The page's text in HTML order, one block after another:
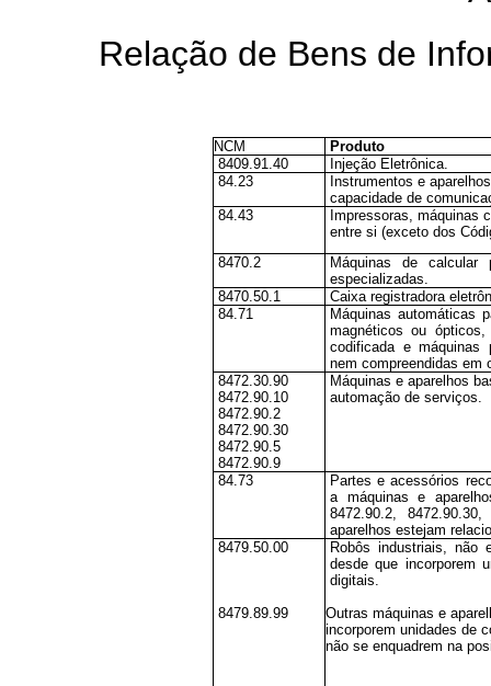
Relação de Bens de
NCM
Produto
8409.91.40
Injeção Eletrônica.
84.23
Instrumentos e
capacidade de
84.43
Impressoras, máquinas
entre si (exceto dos
8470.2
Máquinas de calcular
especializadas.
8470.50.1
Caixa registradora
84.71
Máquinas automáticas
magnéticos ou
codificada e máquinas
nem compreendidas em
8472.30.90
8472.90.10
8472.90.2
8472.90.30
8472.90.5
8472.90.9
Máquinas e aparelhos
automação de serviços.
84.73
Partes e acessórios
a máquinas e
8472.90.2,
aparelhos estejam
8479.50.00
Robôs industriais, não
desde que incorporem
digitais.
8479.89.99
Outras máquinas e
incorporem unidades de
não se enquadrem na